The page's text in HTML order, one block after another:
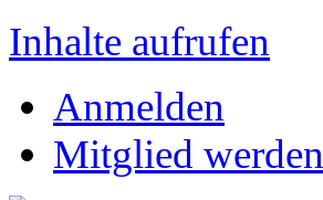
Inhalte aufrufen
Anmelden
Mitglied werden